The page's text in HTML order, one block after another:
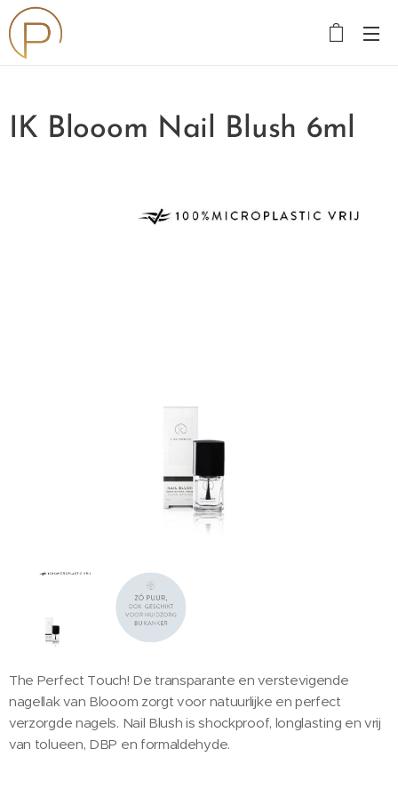
IK Blooom Nail Blush 6ml
The Perfect Touch! De transparante en verstevigende
nagellak van Blooom zorgt voor natuurlijke en perfect
verzorgde nagels. Nail Blush is shockproof, longlasting en vrij
van tolueen, DBP en formaldehyde.